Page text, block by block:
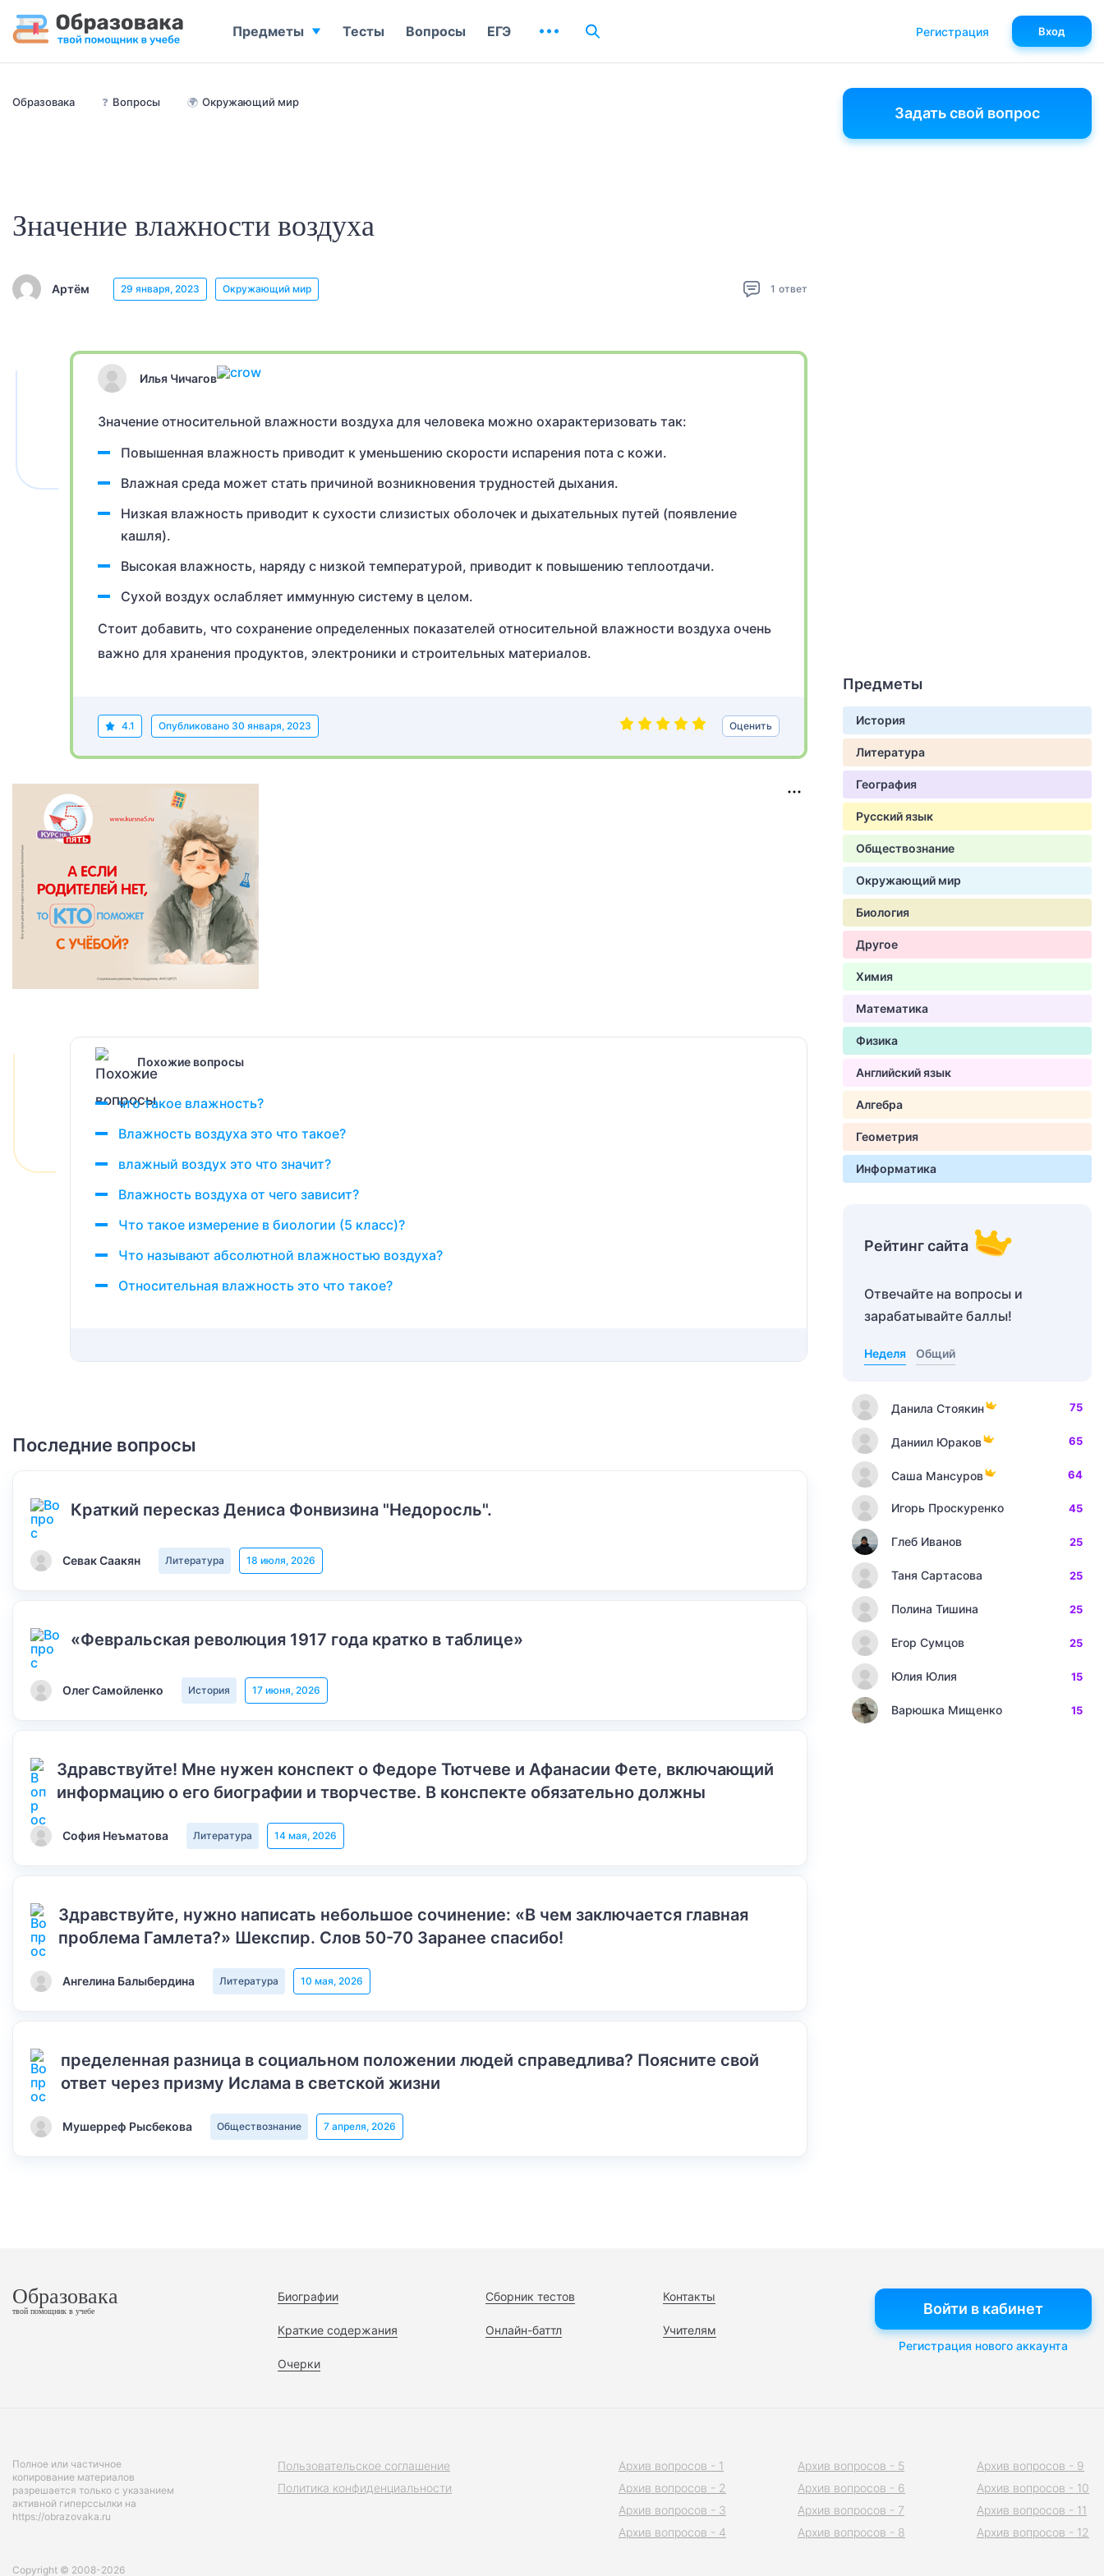
Образовака ❓ Вопросы 🌍 Окружающий мир
Значение влажности воздуха
Артём 29 января, 2023 Окружающий мир 1 ответ
Илья Чичагов
Значение относительной влажности воздуха для человека можно охарактеризовать так:
Повышенная влажность приводит к уменьшению скорости испарения пота с кожи.
Влажная среда может стать причиной возникновения трудностей дыхания.
Низкая влажность приводит к сухости слизистых оболочек и дыхательных путей (появление
кашля).
Высокая влажность, наряду с низкой температурой, приводит к повышению теплоотдачи.
Сухой воздух ослабляет иммунную систему в целом.
Стоит добавить, что сохранение определенных показателей относительной влажности воздуха очень
важно для хранения продуктов, электроники и строительных материалов.
4.1 Опубликовано 30 января, 2023 Оценить
Похожие вопросы
что такое влажность?
Влажность воздуха это что такое?
влажный воздух это что значит?
Влажность воздуха от чего зависит?
Что такое измерение в биологии (5 класс)?
Что называют абсолютной влажностью воздуха?
Относительная влажность это что такое?
Последние вопросы
Краткий пересказ Дениса Фонвизина "Недоросль".
Севак Саакян Литература 18 июля, 2026
«Февральская революция 1917 года кратко в таблице»
Олег Самойленко История 17 июня, 2026
Здравствуйте! Мне нужен конспект о Федоре Тютчеве и Афанасии Фете, включающий
информацию о его биографии и творчестве. В конспекте обязательно должны
София Неъматова Литература 14 мая, 2026
Здравствуйте, нужно написать небольшое сочинение: «В чем заключается главная
проблема Гамлета?» Шекспир. Слов 50-70 Заранее спасибо!
Ангелина Балыбердина Литература 10 мая, 2026
пределенная разница в социальном положении людей справедлива? Поясните свой
ответ через призму Ислама в светской жизни
Мушерреф Рысбекова Обществознание 7 апреля, 2026
Задать свой вопрос
Предметы
История
Литература
География
Русский язык
Обществознание
Окружающий мир
Биология
Другое
Химия
Математика
Физика
Английский язык
Алгебра
Геометрия
Информатика
Рейтинг сайта
Отвечайте на вопросы и
зарабатывайте баллы!
Неделя Общий
Данила Стоякин 75
Даниил Юраков 65
Саша Мансуров 64
Игорь Проскуренко 45
Глеб Иванов 25
Таня Сартасова 25
Полина Тишина 25
Егор Сумцов 25
Юлия Юлия 15
Варюшка Мищенко 15
Предметы Тесты Вопросы ЕГЭ Регистрация Вход
Образовака
твой помощник в учебе
Биографии
Краткие содержания
Очерки
Сборник тестов
Онлайн-баттл
Контакты
Учителям
Войти в кабинет
Регистрация нового аккаунта
Полное или частичное
копирование материалов
разрешается только с указанием
активной гиперссылки на
https://obrazovaka.ru
Пользовательское соглашение
Политика конфиденциальности
Архив вопросов - 1
Архив вопросов - 2
Архив вопросов - 3
Архив вопросов - 4
Архив вопросов - 5
Архив вопросов - 6
Архив вопросов - 7
Архив вопросов - 8
Архив вопросов - 9
Архив вопросов - 10
Архив вопросов - 11
Архив вопросов - 12
Copyright © 2008-2026